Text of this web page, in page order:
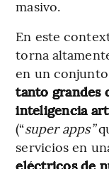
masivo.
En este
torna
en un
tanto grandes
inteligencia
(“super apps”
servicios en
eléctricos de